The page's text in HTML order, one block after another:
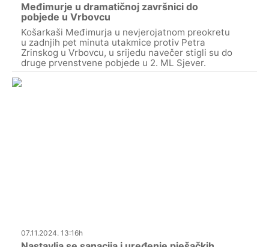
Međimurje u dramatičnoj završnici do
pobjede u Vrbovcu
Košarkaši Međimurja u nevjerojatnom preokretu
u zadnjih pet minuta utakmice protiv Petra
Zrinskog u Vrbovcu, u srijedu navečer stigli su do
druge prvenstvene pobjede u 2. ML Sjever.
07.11.2024. 13:16h